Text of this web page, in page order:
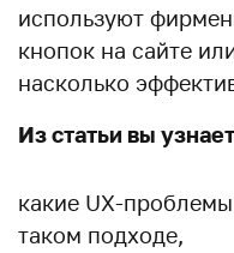
используют
кнопок на сайте
насколько
Из статьи вы
какие UX-
таком подходе,